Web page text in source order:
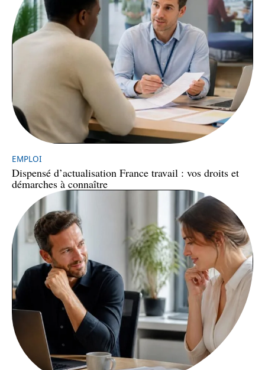
EMPLOI
Dispensé d’actualisation France travail : vos droits et
démarches à connaître